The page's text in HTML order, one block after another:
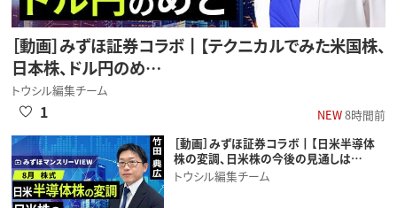
［動画］みずほ証券コラボ┃【テクニカルでみた米国株、
日本株、ドル円のめ…
トウシル編集チーム
NEW8時間前
1
［動画］みずほ証券コラボ┃【日米半導体
株の変調、日米株の今後の見通しは…
トウシル編集チーム